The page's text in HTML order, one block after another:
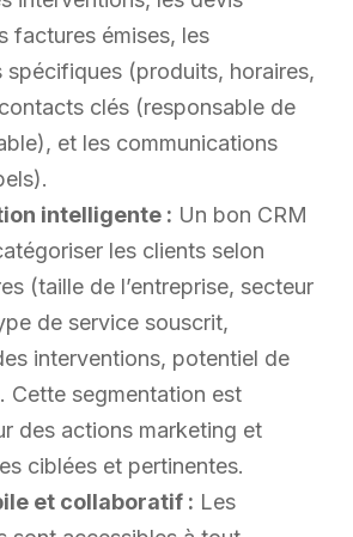
factures émises, les
spécifiques (produits, horaires,
clés (responsable de
et les communications
intelligente : Un bon CRM
les clients selon
(taille de l’entreprise, secteur
de service souscrit,
interventions, potentiel de
Cette segmentation est
des actions marketing et
ciblées et pertinentes.
et collaboratif : Les